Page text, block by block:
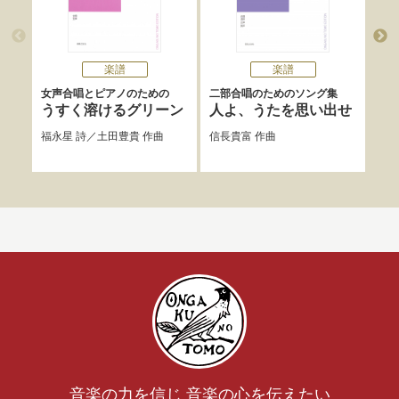
楽譜
女声合唱とピアノのための
うすく溶けるグリーン
福永星 詩／土田豊貴作曲
楽譜
二部合唱のためのソング集
人よ、うたを思い出せ
信長貴富 作曲
音楽の力を信じ 音楽の心を伝えたい